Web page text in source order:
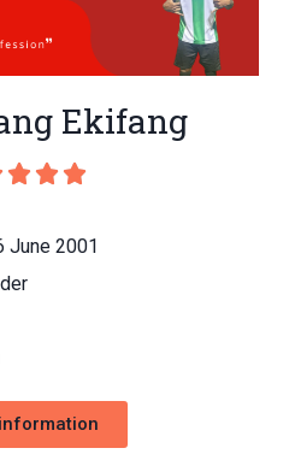
Ekifang
  
June 2001